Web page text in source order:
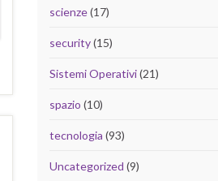
scienze(17)
security(15)
Sistemi Operativi(21)
spazio (10)
tecnologia (93)
Uncategorized (9)